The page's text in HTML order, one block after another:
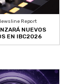
Report
NUEVOS
EN IBC2026